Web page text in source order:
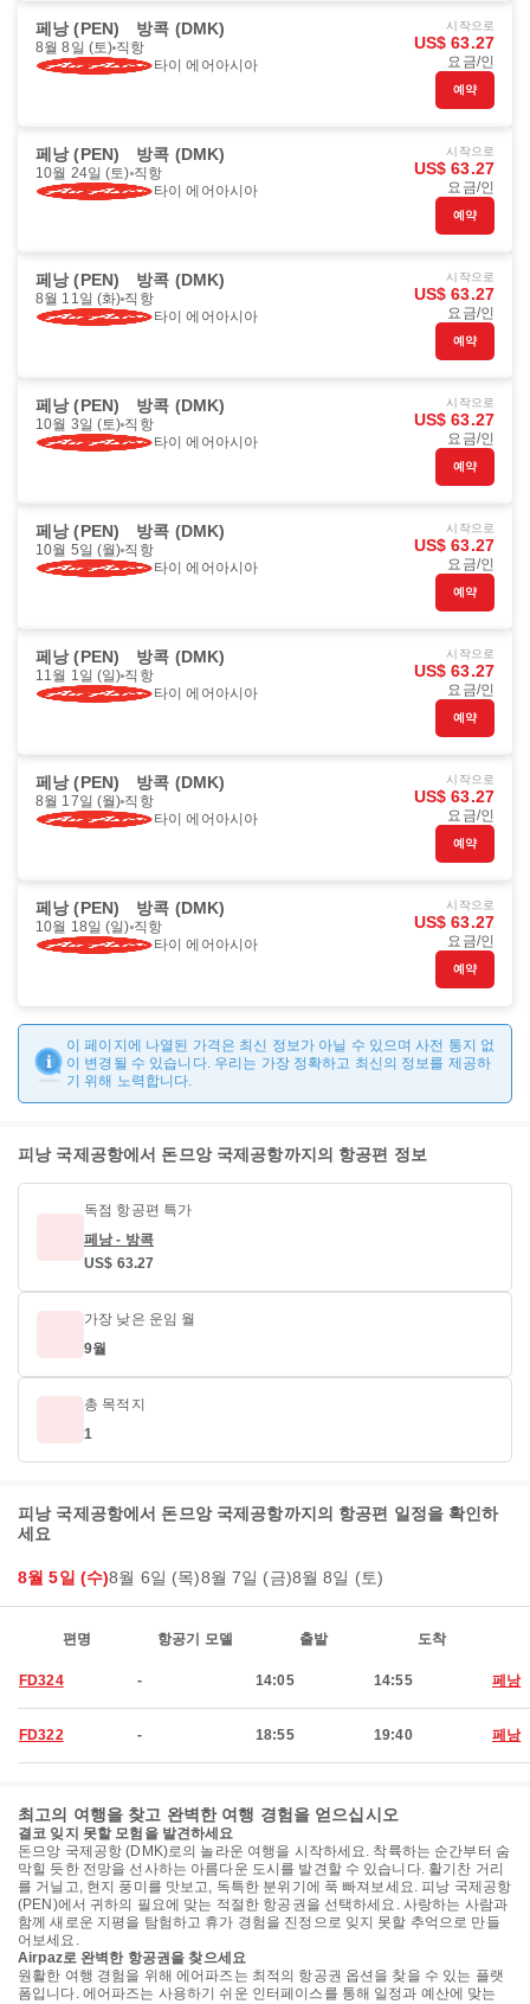
페낭 (PEN) 방콕 (DMK)
8월 8일 (토) 직항
타이 에어아시아
시작으로
US$ 63.27
요금/인
예약
페낭 (PEN) 방콕 (DMK)
10월 24일 (토) 직항
타이 에어아시아
시작으로
US$ 63.27
요금/인
예약
페낭 (PEN) 방콕 (DMK)
8월 11일 (화) 직항
타이 에어아시아
시작으로
US$ 63.27
요금/인
예약
페낭 (PEN) 방콕 (DMK)
10월 3일 (토) 직항
타이 에어아시아
시작으로
US$ 63.27
요금/인
예약
페낭 (PEN) 방콕 (DMK)
10월 5일 (월) 직항
타이 에어아시아
시작으로
US$ 63.27
요금/인
예약
페낭 (PEN) 방콕 (DMK)
11월 1일 (일) 직항
타이 에어아시아
시작으로
US$ 63.27
요금/인
예약
페낭 (PEN) 방콕 (DMK)
8월 17일 (월) 직항
타이 에어아시아
시작으로
US$ 63.27
요금/인
예약
페낭 (PEN) 방콕 (DMK)
10월 18일 (일) 직항
타이 에어아시아
시작으로
US$ 63.27
요금/인
예약
이 페이지에 나열된 가격은 최신 정보가 아닐 수 있으며 사전 통지 없
이 변경될 수 있습니다. 우리는 가장 정확하고 최신의 정보를 제공하
기 위해 노력합니다.
피낭 국제공항에서 돈므앙 국제공항까지의 항공편 정보
독점 항공편 특가
페낭 - 방콕
US$ 63.27
가장 낮은 운임 월
9월
총 목적지
1
피낭 국제공항에서 돈므앙 국제공항까지의 항공편 일정을 확인하
세요
8월 5일 (수)8월 6일 (목)8월 7일 (금)8월 8일 (토)
편명 항공기 모델 출발 도착
FD324 - 14:05 14:55 페낭
FD322 - 18:55 19:40 페낭
최고의 여행을 찾고 완벽한 여행 경험을 얻으십시오
결코 잊지 못할 모험을 발견하세요
돈므앙 국제공항 (DMK)로의 놀라운 여행을 시작하세요. 착륙하는 순간부터 숨
막힐 듯한 전망을 선사하는 아름다운 도시를 발견할 수 있습니다. 활기찬 거리
를 거닐고, 현지 풍미를 맛보고, 독특한 분위기에 푹 빠져보세요. 피낭 국제공항
(PEN)에서 귀하의 필요에 맞는 적절한 항공권을 선택하세요. 사랑하는 사람과
함께 새로운 지평을 탐험하고 휴가 경험을 진정으로 잊지 못할 추억으로 만들
어보세요.
Airpaz로 완벽한 항공권을 찾으세요
원활한 여행 경험을 위해 에어파즈는 최적의 항공권 옵션을 찾을 수 있는 플랫
폼입니다. 에어파즈는 사용하기 쉬운 인터페이스를 통해 일정과 예산에 맞는